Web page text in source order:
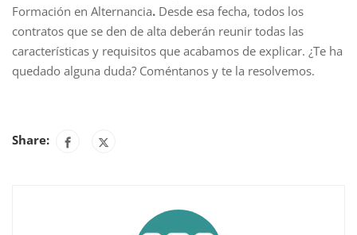
Formación en Alternancia. Desde esa fecha, todos los
contratos que se den de alta deberán reunir todas las
características y requisitos que acabamos de explicar. ¿Te ha
quedado alguna duda? Coméntanos y te la resolvemos.
Share: